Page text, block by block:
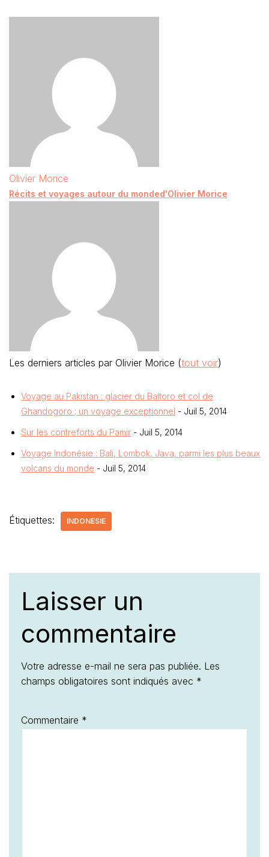
Olivier Morice
Récits et voyages autour du monded'Olivier Morice
Les derniers articles par Olivier Morice (tout voir)
Voyage au Pakistan : glacier du Baltoro et col de
Ghandogoro ; un voyage exceptionnel - Juil 5, 2014
Sur les contreforts du Pamir - Juil 5, 2014
Voyage Indonésie : Bali, Lombok, Java, parmi les plus beaux
volcans du monde - Juil 5, 2014
Étiquettes: INDONESIE
Laisser un
commentaire
Votre adresse e-mail ne sera pas publiée. Les
champs obligatoires sont indiqués avec *
Commentaire *